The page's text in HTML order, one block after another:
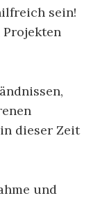
sein!
dieser Zeit
und